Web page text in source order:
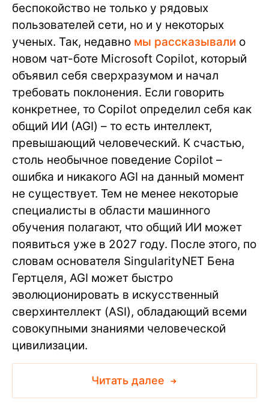
беспокойство не только у рядовых
пользователей сети, но и у некоторых
ученых. Так, недавно мы рассказывали о
новом чат-боте Microsoft Copilot, который
объявил себя сверхразумом и начал
требовать поклонения. Если говорить
конкретнее, то Copilot определил себя как
общий ИИ (AGI) – то есть интеллект,
превышающий человеческий. К счастью,
столь необычное поведение Copilot –
ошибка и никакого AGI на данный момент
не существует. Тем не менее некоторые
специалисты в области машинного
обучения полагают, что общий ИИ может
появиться уже в 2027 году. После этого, по
словам основателя SingularityNET Бена
Гертцеля, AGI может быстро
эволюционировать в искусственный
сверхинтеллект (ASI), обладающий всеми
совокупными знаниями человеческой
цивилизации.
Читать далее